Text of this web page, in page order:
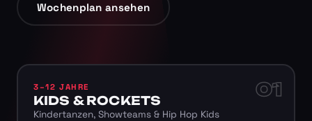
Wochenplan ansehen
01
3–12 JAHRE
KIDS & ROCKETS
Kindertanzen, Showteams & Hip Hop Kids